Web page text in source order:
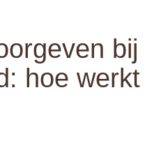
bij
hoe werkt